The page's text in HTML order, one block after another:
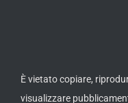
È vietato copiare,
visualizzare